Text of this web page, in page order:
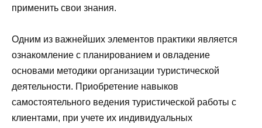
применить свои знания.
Одним из важнейших элементов практики является
ознакомление с планированием и овладение
основами методики организации туристической
деятельности. Приобретение навыков
самостоятельного ведения туристической работы с
клиентами, при учете их индивидуальных